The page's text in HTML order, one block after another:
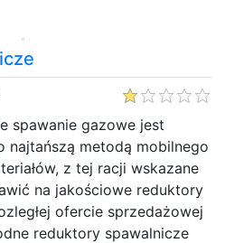
spawanie gazowe jest
najtańszą metodą mobilnego
z tej racji wskazane
na jakościowe reduktory
ofercie sprzedażowej
reduktory spawalnicze